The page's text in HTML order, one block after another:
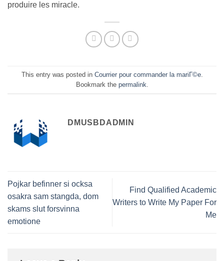
produire les miracle.
This entry was posted in Courrier pour commander la mariГ©e.
Bookmark the permalink
DMUSBDADMIN
Pojkar befinner si ocksa
osakra sam stangda, dom
skams slut forsvinna
emotione
Find Qualified Academic
Writers to Write My Paper For
Me